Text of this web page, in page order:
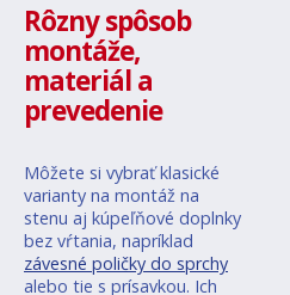
Rôzny spôsob
montáže,
materiál a
prevedenie
Môžete si vybrať klasické
varianty na montáž na
stenu aj kúpeľňové doplnky
bez vŕtania, napríklad
závesné poličky do sprchy
alebo tie s prísavkou. Ich